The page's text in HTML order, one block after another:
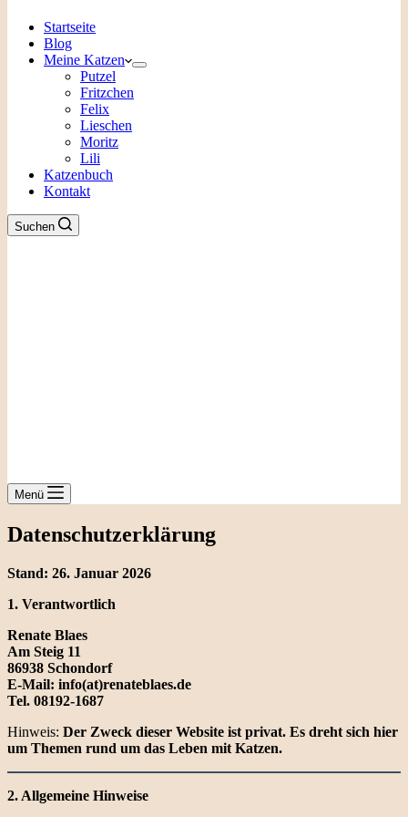
Startseite
Blog
Meine Katzen
Putzel
Fritzchen
Felix
Lieschen
Moritz
Lili
Katzenbuch
Kontakt
Suchen
Menü
Datenschutzerklärung
Stand: 26. Januar 2026
1. Verantwortlich
Renate Blaes
Am Steig 11
86938 Schondorf
E-Mail: info(at)renateblaes.de
Tel. 08192-1687
Hinweis: Der Zweck dieser Website ist privat. Es dreht sich hier
um Themen rund um das Leben mit Katzen.
2. Allgemeine Hinweise